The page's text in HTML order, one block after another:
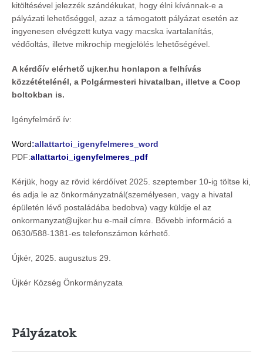
kitöltésével jelezzék szándékukat, hogy élni kívánnak-e a
pályázati lehetőséggel, azaz a támogatott pályázat esetén az
ingyenesen elvégzett kutya vagy macska ivartalanítás,
védőoltás, illetve mikrochip megjelölés lehetőségével.
A kérdőív elérhető ujker.hu honlapon a felhívás
közzétételénél, a Polgármesteri hivatalban, illetve a Coop
boltokban is.
Igényfelmérő ív:
Word:allattartoi_igenyfelmeres_word
PDF:allattartoi_igenyfelmeres_pdf
Kérjük, hogy az rövid kérdőívet 2025. szeptember 10-ig töltse ki,
és adja le az önkormányzatnál(személyesen, vagy a hivatal
épületén lévő postaládába bedobva) vagy küldje el az
onkormanyzat@ujker.hu e-mail címre. Bővebb információ a
0630/588-1381-es telefonszámon kérhető.
Újkér, 2025. augusztus 29.
Újkér Község Önkormányzata
Pályázatok